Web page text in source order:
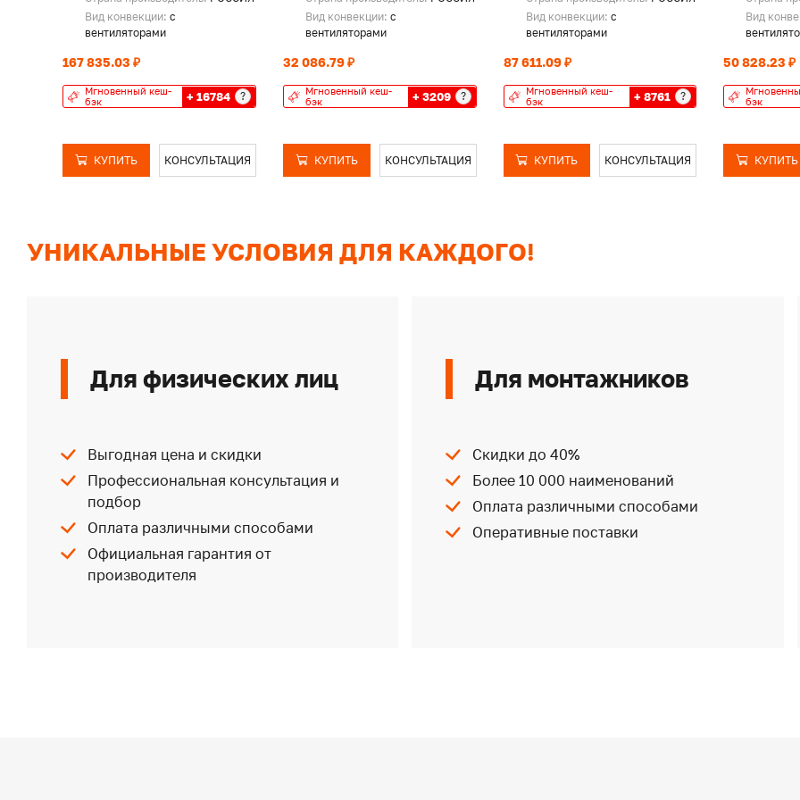
Вид конвекции: с
вентиляторами
167 835.03 ₽
Мгновенный кеш-
бэк
+ 16784 ?
КУПИТЬ КОНСУЛЬТАЦИЯ
Вид конвекции: с
вентиляторами
32 086.79 ₽
Мгновенный кеш-
бэк
+ 3209 ?
КУПИТЬ КОНСУЛЬТАЦИЯ
Вид конвекции: с
вентиляторами
87 611.09 ₽
Мгновенный кеш-
бэк
+ 8761 ?
КУПИТЬ КОНСУЛЬТАЦИЯ
Вид
50 828.23 ₽
бэк
КУПИТЬ
УНИКАЛЬНЫЕ УСЛОВИЯ ДЛЯ КАЖДОГО!
Для физических лиц
Выгодная цена и скидки
Профессиональная консультация и
подбор
Оплата различными способами
Официальная гарантия от
производителя
Для монтажников
Скидки до 40%
Более 10 000 наименований
Оплата различными способами
Оперативные поставки